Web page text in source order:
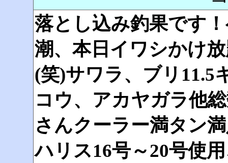
落とし込み釣果です
潮、本日イワシかけ
(笑)サワラ、ブリ11.5
コウ、アカヤガラ他
さんクーラー満タン
ハリス16号～20号使